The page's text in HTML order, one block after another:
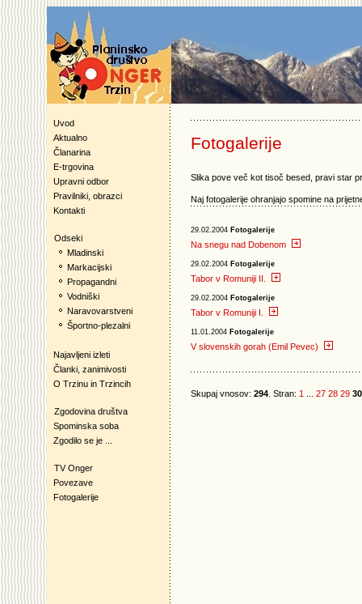
Uvod
Aktualno
Članarina
E-trgovina
Upravni odbor
Pravilniki, obrazci
Kontakti
Odseki
Mladinski
Markacijski
Propagandni
Vodniški
Naravovarstveni
Športno-plezalni
Najavljeni izleti
Članki, zanimivosti
O Trzinu in Trzincih
Zgodovina društva
Spominska soba
Zgodilo se je ...
TV Onger
Povezave
Fotogalerije
Fotogalerije
Slika pove več kot tisoč besed, pravi star
Naj fotogalerije ohranjajo spomine na
29.02.2004 Fotogalerije
Na snegu nad Dobenom
29.02.2004 Fotogalerije
Tabor v Romuniji II.
29.02.2004 Fotogalerije
Tabor v Romuniji I.
11.01.2004 Fotogalerije
V slovenskih gorah (Emil Pevec)
Skupaj vnosov: 294 . Stran: 1 27 28 29 30